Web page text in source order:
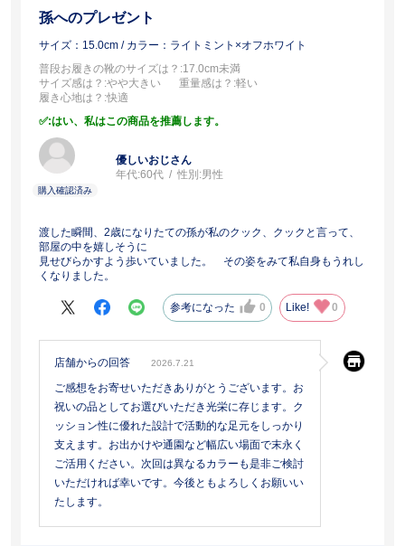
孫へのプレゼント
サイズ：15.0cm / カラー：ライトミント×オフホワイト
普段お履きの靴のサイズは？ :17.0cm未満
サイズ感は？ :やや大きい 重量感は？ :軽い
履き心地は？ :快適
:はい、私はこの商品を推薦します。
優しいおじさん
年代:60代 性別:男性
渡した瞬間、2歳になりたての孫が私のクック、クックと言って、
部屋の中を嬉しそうに
見せびらかすよう歩いていました。 その姿をみて私自身もうれし
くなりました。
参考になった 0 Like! 0
店舗からの回答 2026.7.21
ご感想をお寄せいただきありがとうございます。お
祝いの品としてお選びいただき光栄に存じます。ク
ッション性に優れた設計で活動的な足元をしっかり
支えます。お出かけや通園など幅広い場面で末永く
ご活用ください。次回は異なるカラーも是非ご検討
いただければ幸いです。今後ともよろしくお願いい
たします。